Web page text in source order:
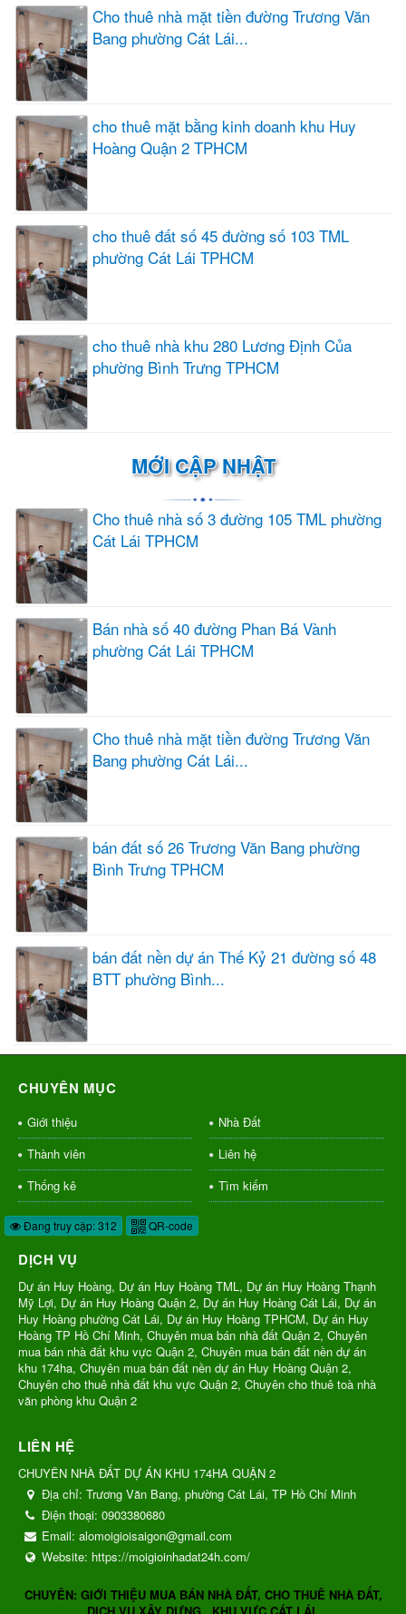
Cho thuê nhà mặt tiền đường Trương Văn
Bang phường Cát Lái...
cho thuê mặt bằng kinh doanh khu Huy
Hoàng Quận 2 TPHCM
cho thuê đất số 45 đường số 103 TML
phường Cát Lái TPHCM
cho thuê nhà khu 280 Lương Định Của
phường Bình Trưng TPHCM
MỚI CẬP NHẬT
Cho thuê nhà số 3 đường 105 TML phường
Cát Lái TPHCM
Bán nhà số 40 đường Phan Bá Vành
phường Cát Lái TPHCM
Cho thuê nhà mặt tiền đường Trương Văn
Bang phường Cát Lái...
bán đất số 26 Trương Văn Bang phường
Bình Trưng TPHCM
bán đất nền dự án Thế Kỷ 21 đường số 48
BTT phường Bình...
CHUYÊN MỤC
Giới thiệu
Nhà Đất
Thành viên
Liên hệ
Thống kê
Tìm kiếm
Đang truy cập: 312 QR-code
DỊCH VỤ
Dự án Huy Hoàng, Dự án Huy Hoàng TML, Dự án Huy Hoàng Thạnh
Mỹ Lợi, Dự án Huy Hoàng Quận 2, Dự án Huy Hoàng Cát Lái, Dự án
Huy Hoàng phường Cát Lái, Dự án Huy Hoàng TPHCM, Dự án Huy
Hoàng TP Hồ Chí Minh, Chuyên mua bán nhà đất Quận 2, Chuyên
mua bán nhà đất khu vực Quận 2, Chuyên mua bán đất nền dự án
khu 174ha, Chuyên mua bán đất nền dự án Huy Hoàng Quận 2,
Chuyên cho thuê nhà đất khu vực Quận 2, Chuyên cho thuê toà nhà
văn phòng khu Quận 2
LIÊN HỆ
CHUYÊN NHÀ ĐẤT DỰ ÁN KHU 174HA QUẬN 2
Địa chỉ: Trương Văn Bang, phường Cát Lái, TP Hồ Chí Minh
Điện thoại: 0903380680
Email: alomoigioisaigon@gmail.com
Website: https://moigioinhadat24h.com/
CHUYÊN: GIỚI THIỆU MUA BÁN NHÀ ĐẤT, CHO THUÊ NHÀ ĐẤT,